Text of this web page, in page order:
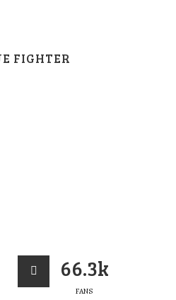
FIGHTER
66.3k
FANS